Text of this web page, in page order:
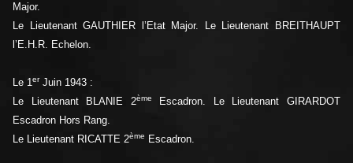
Major.
Le Lieutenant GAUTHIER l’Etat Major. Le Lieutenant BREITHAUPT
l’E.H.R. Echelon.
Le 1erJuin 1943 :
Le Lieutenant BLANIE 2ème
Escadron. Le Lieutenant GIRARDOT
Escadron Hors Rang.
Le Lieutenant RICATTE 2ème Escadron.